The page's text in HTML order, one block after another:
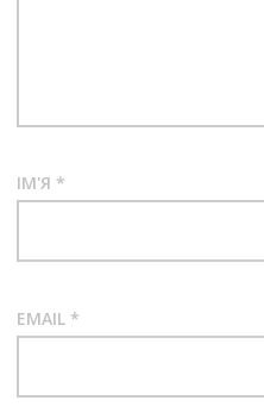
ІМ'Я *
EMAIL *